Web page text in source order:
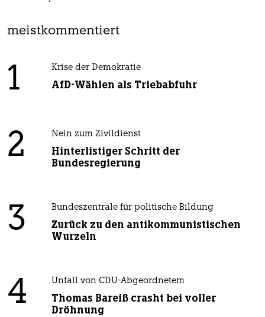
meistkommentiert
1 Krise der Demokratie
AfD-Wählen als Triebabfuhr
2 Nein zum Zivildienst
Hinterlistiger Schritt der
Bundesregierung
3 Bundeszentrale für politische Bildung
Zurück zu den antikommunistischen
Wurzeln
4 Unfall von CDU-Abgeordnetem
Thomas Bareiß crasht bei voller
Dröhnung